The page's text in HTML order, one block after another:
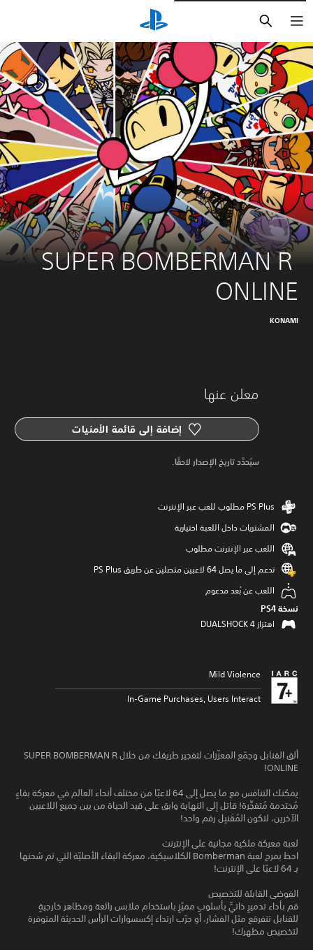
SUPER BOMBERMAN R
ONLINE
KONAMI
معلن عنها
إضافة إلى قائمة الأمنيات
سيُحدَّد تاريخ الإصدار لاحقًا.
المشتريات داخل اللعبة اختيارية
اللعب عبر الإنترنت مطلوب
تدعم إلى ما يصل 64 لاعبين متصلين عن طريق PS Plus‏
اللعب عن بُعد مدعوم
نسخة PS4‏
اهتزاز DUALSHOCK 4‏
Mild Violence
In-Game Purchases, Users Interact
ألق القنابل وجمّع المعزّزات لتفجير طريقك من خلال SUPER BOMBERMAN R
ONLINE!
يمكنك التنافس مع ما يصل إلى 64 لاعبًا من مختلف أنحاء العالم في معركة بقاءٍ
مُحتدمة مُتفجِّرة! قاتل إلى النهاية وابق على قيد الحياة من بين جميع اللاعبين
الآخرين، لتكون المُقَنبِل رقم واحد!
لعبة معركة ملكية مجانية على الإنترنت
احظ بمرح لعبة Bomberman الكلاسيكية، معركة البقاء الأصليّة التي تم شحنها
الفوضى القابلة للتخصيص
قم بأداء تدميرٍ ذاتيٍّ بأسلوبٍ مميّزٍ باستخدام ملابس رائعة ومظاهر خارجيةٍ
للقنابل تتفرقع مثل الفشار، أو جرّب ارتداء إكسسوارات الرأس الحديثة المتوفرة
لتخصيص مظهرك!